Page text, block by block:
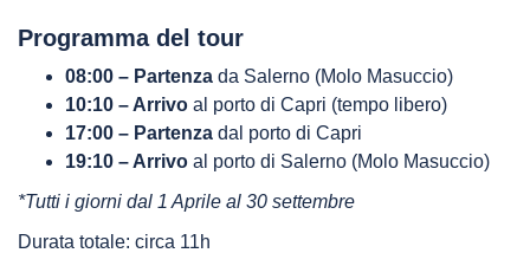
Programma del tour
08:00 – Partenza da Salerno (Molo Masuccio)
10:10 – Arrivo al porto di Capri (tempo libero)
17:00 – Partenza dal porto di Capri
19:10 – Arrivo al porto di Salerno (Molo Masuccio)
*Tutti i giorni dal 1 Aprile al 30 settembre
Durata totale: circa 11h